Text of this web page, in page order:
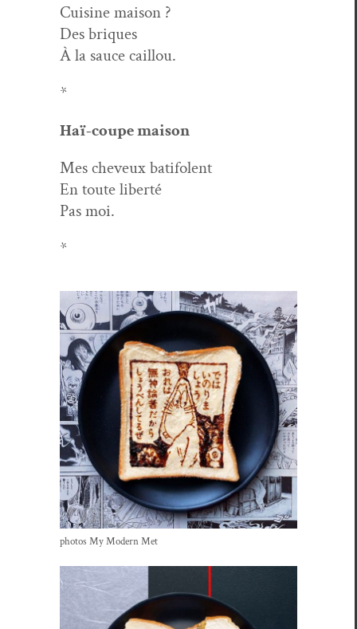
Cui­sine maison ?
Des briques
À la sauce caillou.
*
Haï-coupe mai­son
Mes cheveux batifolent
En toute liberté
Pas moi.
*
pho­tos My Mod­ern Met